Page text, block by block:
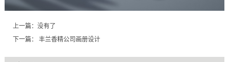
上一篇：没有了
下一篇： 丰兰香精公司画册设计